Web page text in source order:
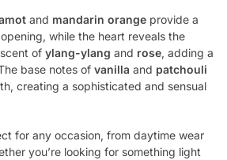
and mandarin orange provide a
while the heart reveals the
of ylang-ylang and rose, adding a
base notes of vanilla and patchouli
creating a sophisticated and sensual
for any occasion, from daytime wear
you’re looking for something light